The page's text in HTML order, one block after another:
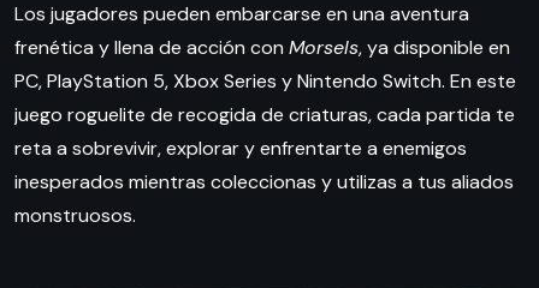
Los jugadores pueden embarcarse en una aventura
frenética y llena de acción con Morsels, ya disponible en
PC, PlayStation 5, Xbox Series y Nintendo Switch. En este
juego roguelite de recogida de criaturas, cada partida te
reta a sobrevivir, explorar y enfrentarte a enemigos
inesperados mientras coleccionas y utilizas a tus aliados
monstruosos.